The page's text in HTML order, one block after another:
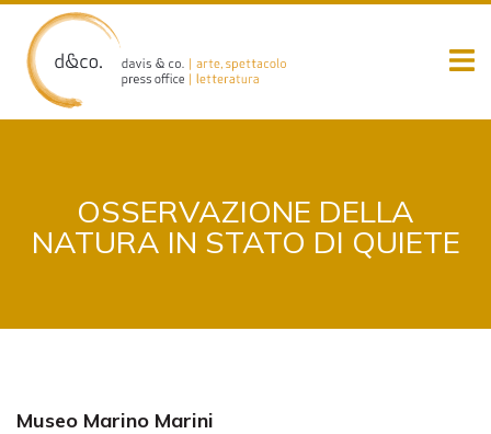
content
OSSERVAZIONE DELLA
NATURA IN STATO DI QUIETE
Museo Marino Marini